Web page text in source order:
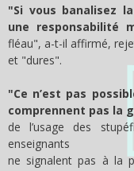
"Si vous banalisez
une responsabilité
fléau", a-t-il affirmé,
et "dures".
"Ce n’est pas
comprennent pas la
de l’usage des
enseignants
ne signalent pas à la